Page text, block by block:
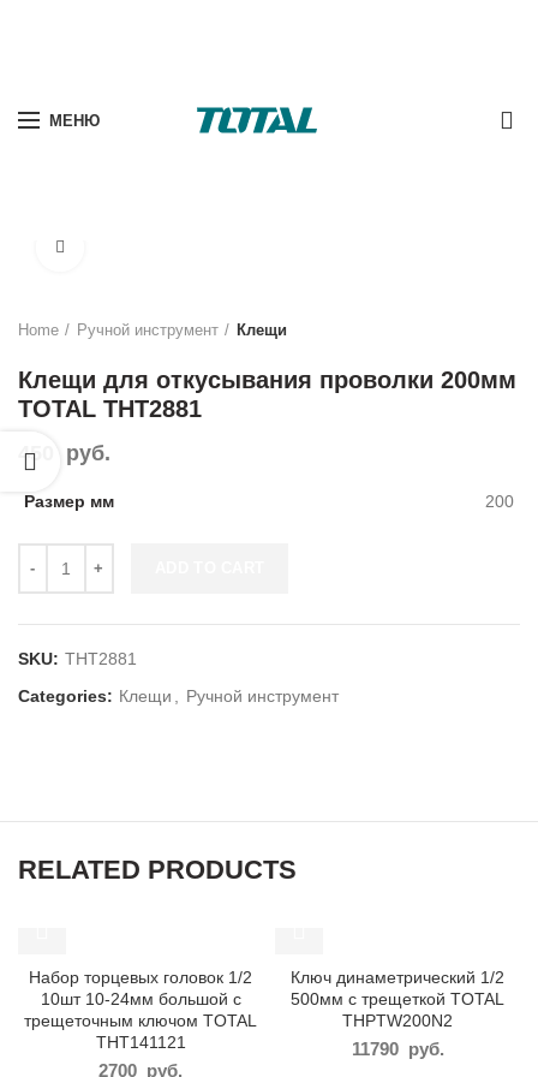
МЕНЮ
Home Ручной инструмент Клещи
Клещи для откусывания проволки 200мм
TOTAL THT2881
450 руб.
Размер мм 200
SKU: THT2881
Categories: Клещи Ручной инструмент
RELATED PRODUCTS
Набор торцевых головок 1/2
10шт 10-24мм большой с
трещеточным ключом TOTAL
THT141121
2700 руб.
Ключ динаметрический 1/2
500мм с трещеткой TOTAL
THPTW200N2
11790 руб.